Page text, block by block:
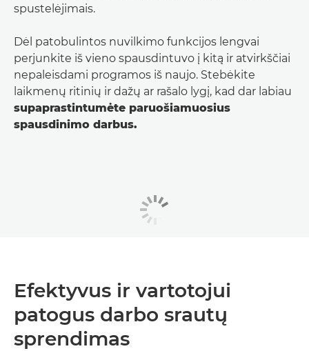
spustelėjimais.
Dėl patobulintos nuvilkimo funkcijos lengvai
perjunkite iš vieno spausdintuvo į kitą ir atvirkščiai
nepaleisdami programos iš naujo. Stebėkite
laikmenų ritinių ir dažų ar rašalo lygį, kad dar labiau
supaprastintumėte paruošiamuosius
spausdinimo darbus.
Efektyvus ir vartotojui
patogus darbo srautų
sprendimas